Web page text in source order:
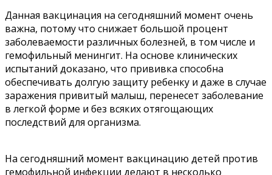
Данная вакцинация на сегодняшний момент очень
важна, потому что снижает большой процент
заболеваемости различных болезней, в том числе и
гемофильный менингит. На основе клинических
испытаний доказано, что прививка способна
обеспечивать долгую защиту ребенку и даже в случае
заражения привитый малыш, перенесет заболевание
в легкой форме и без всяких отягощающих
последствий для организма.
На сегодняшний момент вакцинацию детей против
гемофильной инфекции делают в несколько